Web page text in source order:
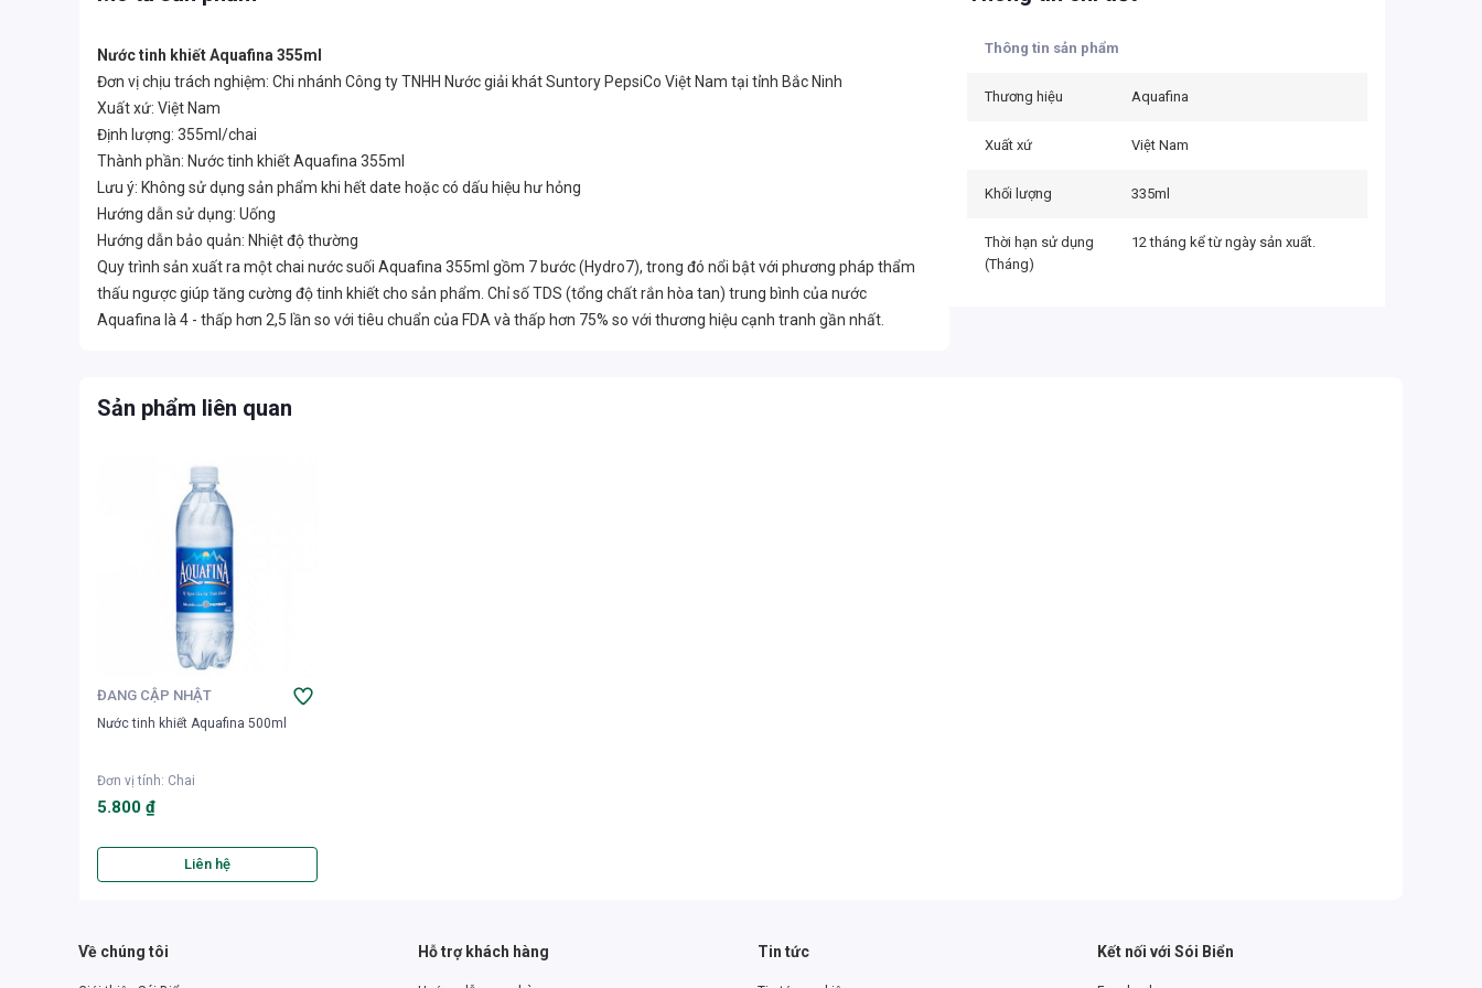
Nước tinh khiết Aquafina 355ml
Đơn vị chịu trách nghiệm: Chi nhánh Công ty TNHH Nước giải khát Suntory PepsiCo Việt Nam tại tỉnh Bắc Ninh
Xuất xứ: Việt Nam
Định lượng: 355ml/chai
Thành phần: Nước tinh khiết Aquafina 355ml
Lưu ý: Không sử dụng sản phẩm khi hết date hoặc có dấu hiệu hư hỏng
Hướng dẫn sử dụng: Uống
Hướng dẫn bảo quản: Nhiệt độ thường
Quy trình sản xuất ra một chai nước suối Aquafina 355ml gồm 7 bước (Hydro7), trong đó nổi bật với phương pháp thẩm
thấu ngược giúp tăng cường độ tinh khiết cho sản phẩm. Chỉ số TDS (tổng chất rắn hòa tan) trung bình của nước
Aquafina là 4 - thấp hơn 2,5 lần so với tiêu chuẩn của FDA và thấp hơn 75% so với thương hiệu cạnh tranh gần nhất.
Thông tin sản phẩm
Thương hiệu Aquafina
Xuất xứ Việt Nam
Khối lượng 335ml
Thời hạn sử dụng
(Tháng)
12 tháng kể từ ngày sản xuất.
Sản phẩm liên quan
ĐANG CẬP NHẬT
Nước tinh khiết Aquafina 500ml
Đơn vị tính: Chai
5.800 ₫
Liên hệ
Về chúng tôi Hỗ trợ khách hàng Tin tức Kết nối với Sói Biển